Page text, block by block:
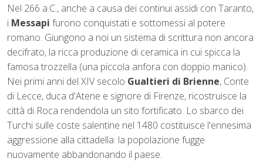
Nel 266 a.C., anche a causa dei continui assidi con Taranto,
i Messapi furono conquistati e sottomessi al potere
romano. Giungono a noi un sistema di scrittura non ancora
decifrato, la ricca produzione di ceramica in cui spicca la
famosa trozzella (una piccola anfora con doppio manico).
Nei primi anni del XIV secolo Gualtieri di Brienne, Conte
di Lecce, duca d'Atene e signore di Firenze, ricostruisce la
città di Roca rendendola un sito fortificato. Lo sbarco dei
Turchi sulle coste salentine nel 1480 costituisce l'ennesima
aggressione alla cittadella: la popolazione fugge
nuovamente abbandonando il paese.